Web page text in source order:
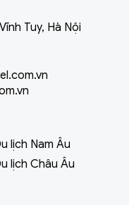
Tuy, Hà Nội
lịch Nam Âu
lịch Châu Âu